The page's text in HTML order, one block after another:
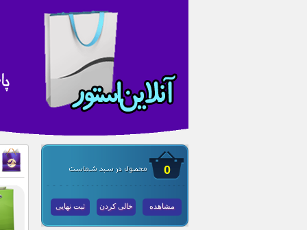
0
مشاهده خالی کردن ثبت نهایی